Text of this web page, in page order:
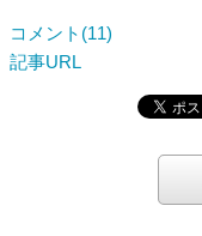
コメント(11)
記事URL